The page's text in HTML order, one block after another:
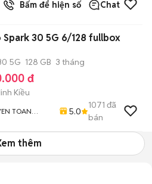
Bấm để hiện số Chat
Spark 30 5G 6/128 fullbox
5G 128 GB 3 tháng
đ
Kiều
TOAN
Góp
5.0
1071 đã
bán
thêm